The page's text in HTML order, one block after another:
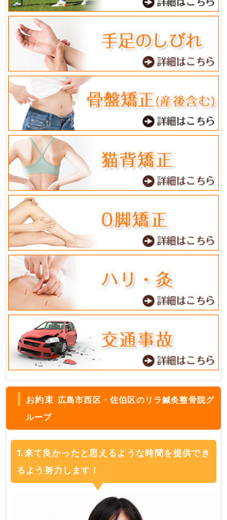
お約束 広島市西区・佐伯区のリラ鍼灸整骨院グ
ループ
1.来て良かったと思えるような時間を提供でき
るよう努力します！